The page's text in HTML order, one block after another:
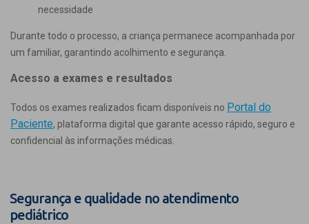
necessidade
Durante todo o processo, a criança permanece acompanhada por
um familiar, garantindo acolhimento e segurança.
Acesso a exames e resultados
Todos os exames realizados ficam disponíveis no Portal do
Paciente, plataforma digital que garante acesso rápido, seguro e
confidencial às informações médicas.
Segurança e qualidade no atendimento
pediátrico